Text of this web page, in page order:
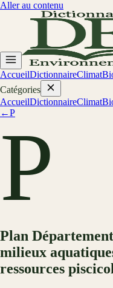
Aller au contenu
AccueilDictionnaireClimat
Catégories
AccueilDictionnaireClimat
←P
P
Plan
milieux
ressources